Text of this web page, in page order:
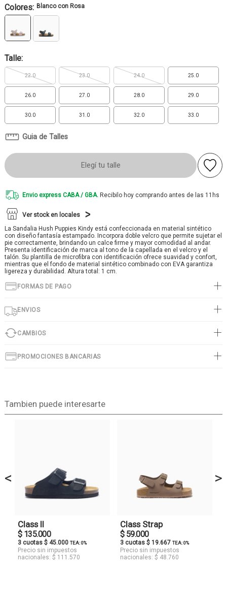
Colores: Blanco con Rosa
Talle:
22.0 23.0 24.0 25.0
26.0 27.0 28.0 29.0
30.0 31.0 32.0 33.0
Guia de Talles
Elegí tu talle
Envio express CABA / GBA. Recibilo hoy comprando antes de las 11hs
Ver stock en locales
La Sandalia Hush Puppies Kindy está confeccionada en material sintético
con diseño fantasía estampado. Incorpora doble velcro que permite sujetar el
pie correctamente, brindando un calce firme y mayor comodidad al andar.
Presenta identificación de marca al tono de la capellada en el velcro y el
talón. Su plantilla de microfibra con identificación ofrece suavidad y confort,
mientras que el fondo de material sintético combinado con EVA garantiza
ligereza y durabilidad. Altura total: 1 cm.
FORMAS DE PAGO
ENVIOS
CAMBIOS
PROMOCIONES BANCARIAS
Tambien puede interesarte
<
Class II
$ 135.000
3 cuotas $ 45.000 TEA: 0%
Precio sin impuestos
nacionales: $ 111.570
Class Strap
$ 59.000
3 cuotas $ 19.667 TEA: 0%
Precio sin impuestos
nacionales: $ 48.760
>